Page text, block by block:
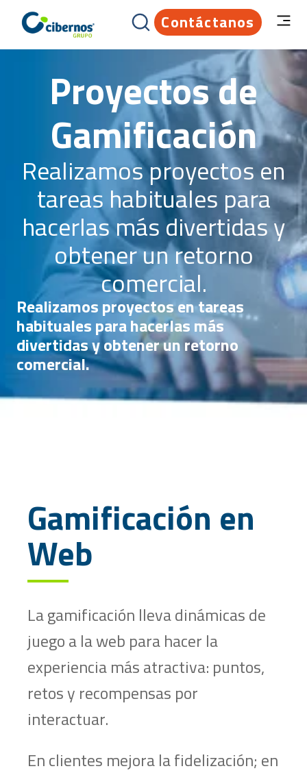
Contáctanos
Proyectos de
Gamificación
Realizamos proyectos en
tareas habituales para
hacerlas más divertidas y
obtener un retorno
comercial.
Realizamos proyectos en tareas
habituales para hacerlas más
divertidas y obtener un retorno
comercial.
Gamificación en
Web
La gamificación lleva dinámicas de
juego a la web para hacer la
experiencia más atractiva: puntos,
retos y recompensas por
interactuar.
En clientes mejora la fidelización; en